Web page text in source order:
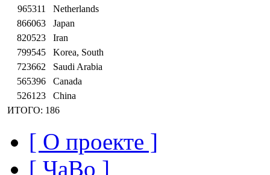
965311
Netherlands
866063
Japan
820523
Iran
799545
Korea, South
723662
Saudi Arabia
565396
Canada
526123
China
ИТОГО: 186
[ О проекте ]
[ ЧаВо ]